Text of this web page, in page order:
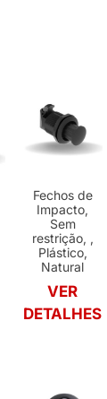
Fechos de
Impacto,
Sem
restrição, ,
Plástico,
Natural
VER
DETALHES